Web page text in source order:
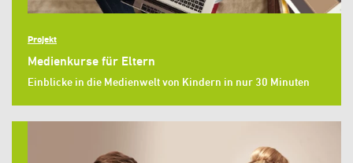
Projekt
Medienkurse für Eltern
Einblicke in die Medienwelt von Kindern in nur 30 Minuten